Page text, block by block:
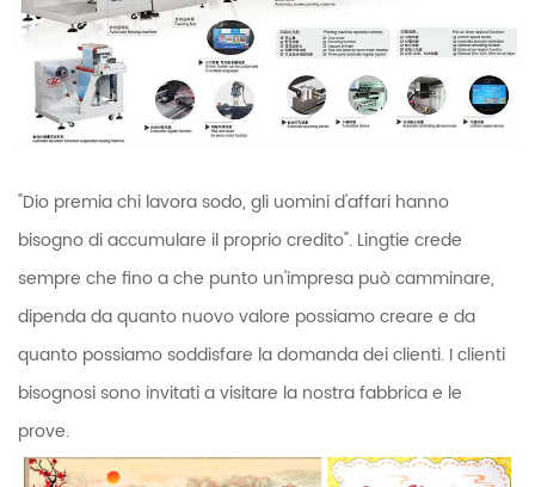
"Dio premia chi lavora sodo, gli uomini d'affari hanno
bisogno di accumulare il proprio credito". Lingtie crede
sempre che fino a che punto un'impresa può camminare,
dipenda da quanto nuovo valore possiamo creare e da
quanto possiamo soddisfare la domanda dei clienti. I clienti
bisognosi sono invitati a visitare la nostra fabbrica e le
prove.